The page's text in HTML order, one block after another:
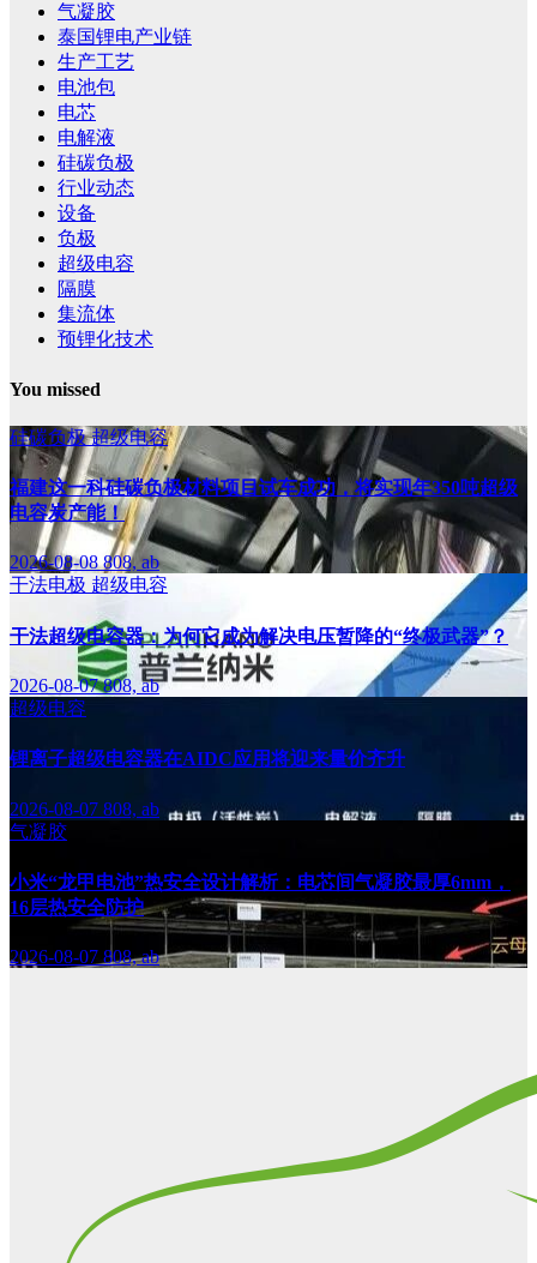
气凝胶
泰国锂电产业链
生产工艺
电池包
电芯
电解液
硅碳负极
行业动态
设备
负极
超级电容
隔膜
集流体
预锂化技术
You missed
硅碳负极超级电容
福建这一科硅碳负极材料项目试车成功，将实现年350吨超级
电容炭产能！
2026-08-08808, ab
干法电极 超级电容
干法超级电容器：为何它成为解决电压暂降的“终极武器”？
2026-08-07808, ab
超级电容
锂离子超级电容器在AIDC应用将迎来量价齐升
2026-08-07 808, ab
气凝胶
小米“龙甲电池”热安全设计解析：电芯间气凝胶最厚6mm，
16层热安全防护
2026-08-07 808, ab